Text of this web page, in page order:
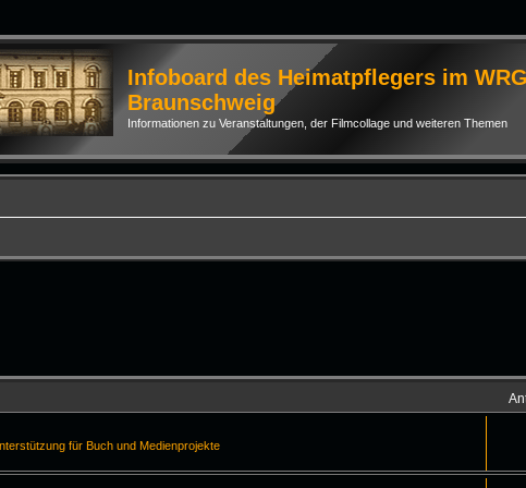
Infoboard des Heimatpflegers im WRG
Braunschweig
Informationen zu Veranstaltungen, der Filmcollage und weiteren Themen
für Buch und Medienprojekte